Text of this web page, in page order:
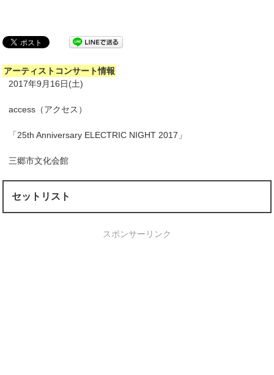
アーティストコンサート情報
2017年9月16日(土)
access（アクセス）
「25th Anniversary ELECTRIC NIGHT 2017」
三郷市文化会館
セットリスト
スポンサーリンク